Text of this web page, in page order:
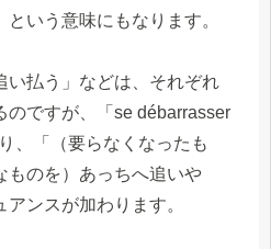
いう意味にもなります。
い払う」などは、それぞれ
のですが、「se débarrasser
、「（要らなくなったも
ものを）あっちへ追いや
アンスが加わります。